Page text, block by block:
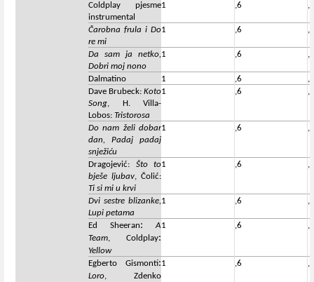
Coldplay pjesme
instrumental
1 ,6 ,6
Čarobna frula i Do
re mi
1 ,6 ,6
Da sam ja netko,
Dobri moj nono
1 ,6 ,6
Dalmatino 1 ,6
,6
Dave Brubeck: Koto
Song, H. Villa-
Lobos: Tristorosa
1 ,6 ,6
Do nam želi dobar
dan, Padaj padaj
snježiću
1 ,6 ,6
Dragojević: Što to
bješe ljubav, Čolić:
Ti si mi u krvi
1 ,6 ,6
Dvi sestre blizanke,
Lupi petama
1 ,6 ,6
Ed Sheeran:A
Team, Coldplay:
Yellow
1 ,6 ,6
Egberto Gismonti:
Loro, Zdenko
1 ,6 ,6